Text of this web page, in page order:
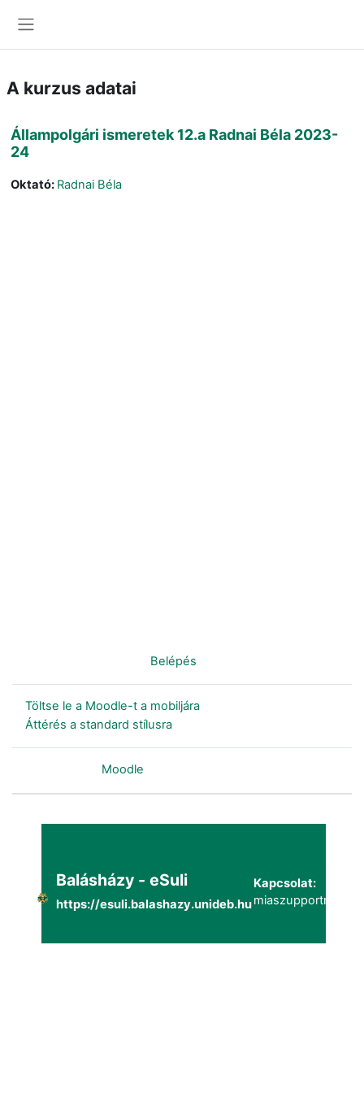
A kurzus adatai
Állampolgári ismeretek 12.a Radnai Béla 2023-
24
Oktató: Radnai Béla
Belépés
Töltse le a Moodle-t a mobiljára
Áttérés a standard stílusra
Moodle
Balásházy - eSuli
https://esuli.balashazy.unideb.hu
Kapcsolat: